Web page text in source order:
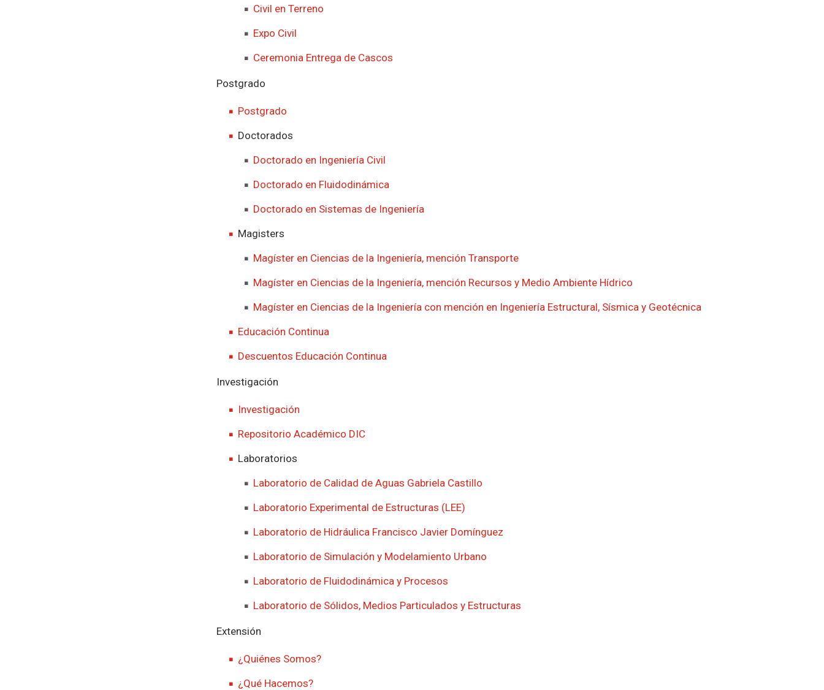
Civil en Terreno
Expo Civil
Ceremonia Entrega de Cascos
Postgrado
Postgrado
Doctorados
Doctorado en Ingeniería Civil
Doctorado en Fluidodinámica
Doctorado en Sistemas de Ingeniería
Magisters
Magíster en Ciencias de la Ingeniería, mención Transporte
Magíster en Ciencias de la Ingeniería, mención Recursos y Medio Ambiente Hídrico
Magíster en Ciencias de la Ingeniería con mención en Ingeniería Estructural, Sísmica y Geotécnica
Educación Continua
Descuentos Educación Continua
Investigación
Investigación
Repositorio Académico DIC
Laboratorios
Laboratorio de Calidad de Aguas Gabriela Castillo
Laboratorio Experimental de Estructuras (LEE)
Laboratorio de Hidráulica Francisco Javier Domínguez
Laboratorio de Simulación y Modelamiento Urbano
Laboratorio de Fluidodinámica y Procesos
Laboratorio de Sólidos, Medios Particulados y Estructuras
Extensión
¿Quiénes Somos?
¿Qué Hacemos?